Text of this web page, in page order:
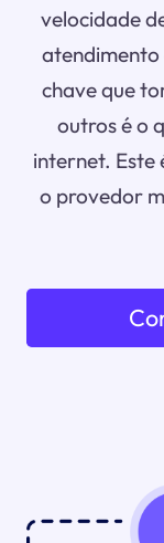
velocidade
atendimento
chave que
outros é o
internet. Este
o provedor